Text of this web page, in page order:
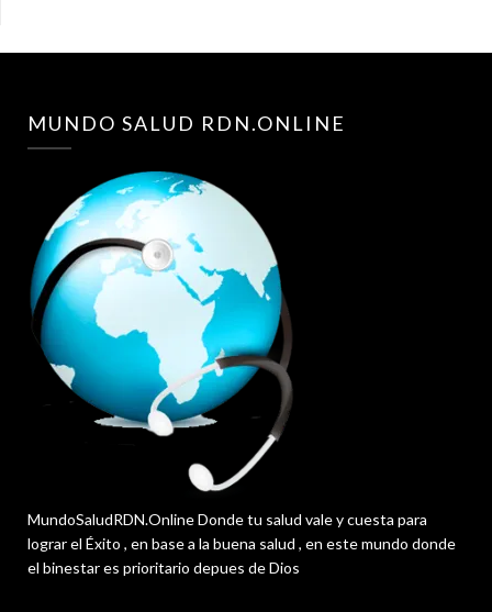
MUNDO SALUD RDN.ONLINE
MundoSaludRDN.Online Donde tu salud vale y cuesta para
lograr el Éxito , en base a la buena salud , en este mundo donde
el binestar es prioritario depues de Dios